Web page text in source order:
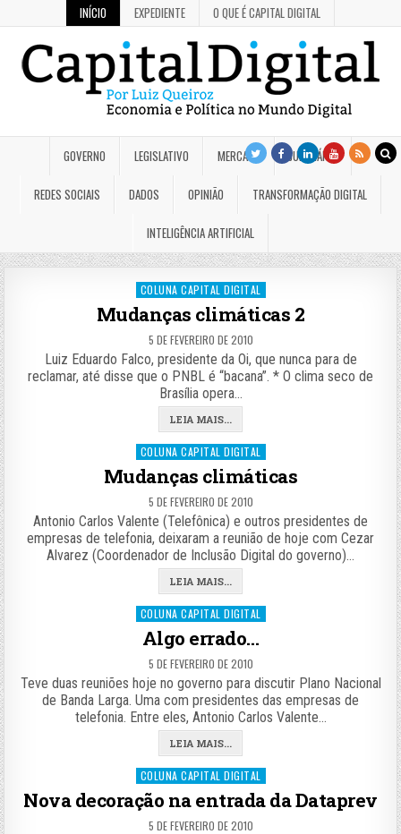
INÍCIO EXPEDIENTE O QUE É CAPITAL DIGITAL
GOVERNO LEGISLATIVO MERCADO JUDICIÁRIO
REDES SOCIAIS DADOS OPINIÃO TRANSFORMAÇÃO DIGITAL
INTELIGÊNCIA ARTIFICIAL
Posted
in
COLUNA CAPITAL DIGITAL
Mudanças climáticas 2
5 DE FEVEREIRO DE 2010
Luiz Eduardo Falco, presidente da Oi, que nunca para de
reclamar, até disse que o PNBL é “bacana”. * O clima seco de
Brasília opera…
LEIA MAIS...
Posted
in
COLUNA CAPITAL DIGITAL
Mudanças climáticas
5 DE FEVEREIRO DE 2010
Antonio Carlos Valente (Telefônica) e outros presidentes de
empresas de telefonia, deixaram a reunião de hoje com Cezar
Alvarez (Coordenador de Inclusão Digital do governo)…
LEIA MAIS...
Posted
COLUNA CAPITAL DIGITAL
Algo errado…
5 DE FEVEREIRO DE 2010
Teve duas reuniões hoje no governo para discutir Plano Nacional
de Banda Larga. Uma com presidentes das empresas de
telefonia. Entre eles, Antonio Carlos Valente…
LEIA MAIS...
Posted
COLUNA CAPITAL DIGITAL
Nova decoração na entrada da Dataprev
5 DE FEVEREIRO DE 2010